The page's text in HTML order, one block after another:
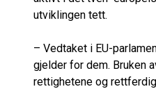
utviklingen tett.
– Vedtaket i EU-
gjelder for dem. Bruken
rettighetene og